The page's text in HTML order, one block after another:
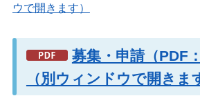
ウで開きます）
募集・申請（PDF
（別ウィンドウで開きま